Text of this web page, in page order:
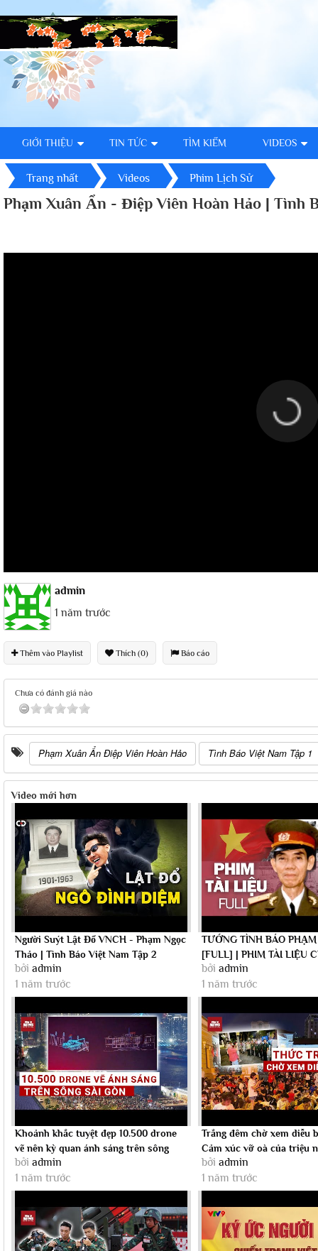
GIỚI THIỆU TIN TỨC TÌM KIẾM VIDEOS
Trang nhất Videos Phim Lịch Sử
Phạm Xuân Ẩn - Điệp Viên Hoàn Hảo | Tình
admin
1 năm trước
Thêm vào Playlist Thích (0) Báo cáo
Chưa có đánh giá nào
Phạm Xuân Ẩn Điệp Viên Hoàn Hảo Tình Báo Việt Nam Tập 1
Video mới hơn
Người Suýt Lật Đổ VNCH - Phạm Ngọc
Thảo | Tình Báo Việt Nam Tập 2
bởi admin
1 năm trước
TƯỚNG TÌNH BÁO
[FULL] | PHIM TÀI LIỆU
TRANH VIỆT NAM
bởi admin
1 năm trước
Khoảnh khắc tuyệt đẹp 10.500 drone
vẽ nên kỳ quan ánh sáng trên sông
Sài...
bởi admin
1 năm trước
Trắng đêm chờ xem diễu
Cảm xúc vỡ oà của triệu
Việt|...
bởi admin
1 năm trước